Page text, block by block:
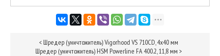
< Шредер (уничтожитель) Vigorhood VS 710CD, 4х40 мм
Шредер (уничтожитель) HSM Powerline FA 400.2, 11,8 мм >